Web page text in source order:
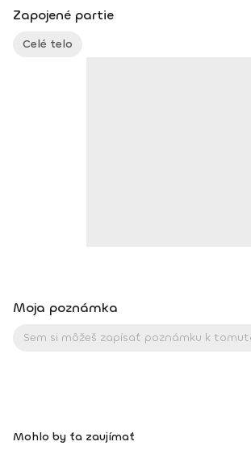
osobnej trénerky a výživovej poradkyne
prístup „body and mind“. Moje zameranie: Redukcia
Komplexné posilnenie pohybového aparátu Hlboký
Zapojené partie
Celé telo
Moja poznámka
Mohlo by ťa zaujímať